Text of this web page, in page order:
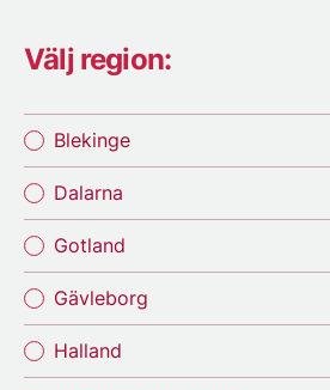
Välj region:
Blekinge
Dalarna
Gotland
Gävleborg
Halland